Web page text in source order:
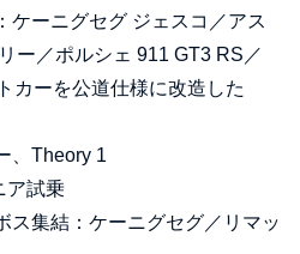
ケーニグセグ ジェスコ／アス
ー／ポルシェ 911 GT3 RS／
カーを公道仕様に改造した
、Theory 1
ア試乗
ス集結：ケーニグセグ／リマッ